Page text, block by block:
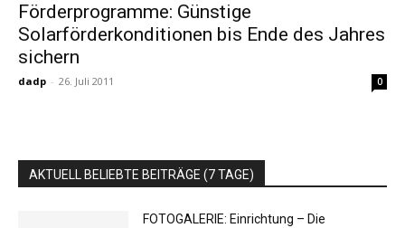
Förderprogramme: Günstige
Solarförderkonditionen bis Ende des Jahres
sichern
dadp - 26. Juli 2011 0
AKTUELL BELIEBTE BEITRÄGE (7 TAGE)
FOTOGALERIE: Einrichtung – Die